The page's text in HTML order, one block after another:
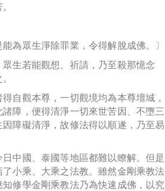
眾生淨除罪業，令得解脫成佛。〕
生若能觀想、祈請，乃至殺那憶念
觀本尊，一切觀境均為本尊壇城，
障，便得清淨一切來世苦因、不墮三
障礙清淨，故修法得以順遂，乃至易
中國、泰國等地區都難以瞭解。但是
小乘、大乘之法教。雖然金剛乘教法
修學金剛乘教法乃為快速成佛，以究